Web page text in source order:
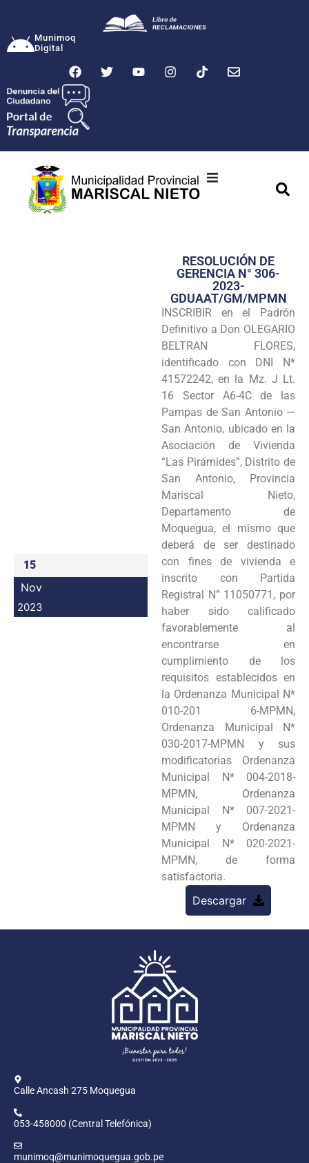
Munimoq
Digital
Transparencia
Seguridad
Programas
Intranet
15
Nov
2023
RESOLUCIÓN DE
GERENCIA N° 306-
2023-
GDUAAT/GM/MPMN
INSCRIBIR en el Padrón
Definitivo a Don OLEGARIO
BELTRAN FLORES,
identificado con DNI N*
41572242, en la Mz. J Lt.
16 Sector A6-4C de las
Pampas de San Antonio —
San Antonio, ubicado en la
Asociación de Vivienda
“Las Pirámides”, Distrito de
San Antonio, Provincia
Mariscal Nieto,
Departamento de
Moquegua, el mismo que
deberá de ser destinado
con fines de vivienda e
inscrito con Partida
Registral N” 11050771, por
haber sido calificado
favorablemente al
encontrarse en
cumplimiento de los
requisitos establecidos en
la Ordenanza Municipal N*
010-201 6-MPMN,
Ordenanza Municipal N*
030-2017-MPMN y sus
modificatorias Ordenanza
Municipal N* 004-2018-
MPMN, Ordenanza
Municipal N* 007-2021-
MPMN y Ordenanza
Municipal N* 020-2021-
MPMN, de forma
satisfactoria.
Descargar
Calle Ancash 275 Moquegua
053-458000 (Central Telefónica)
munimoq@munimoquegua.gob.pe